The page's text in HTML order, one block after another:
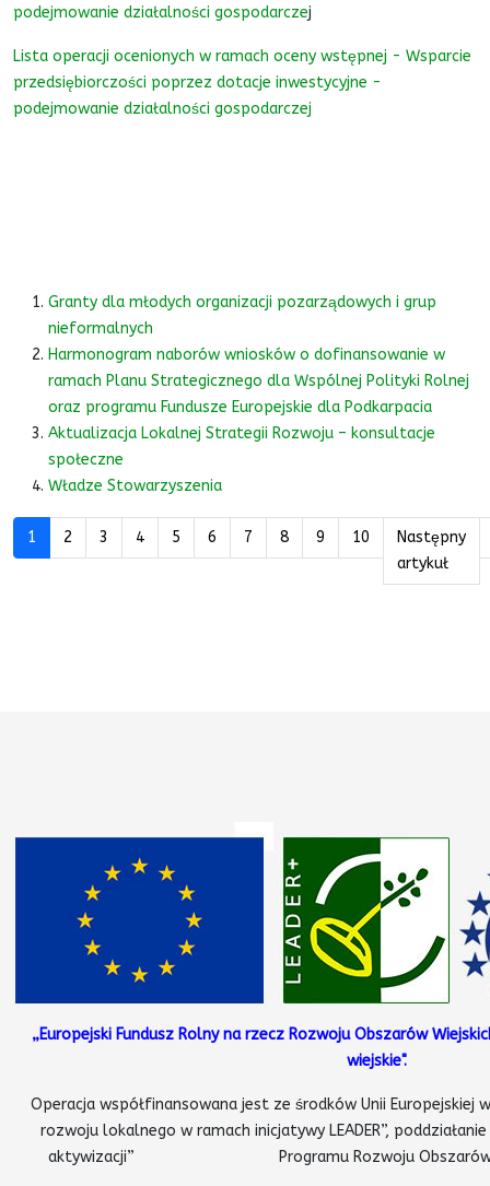
podejmowanie działalności gospodarczej
Lista operacji ocenionych w ramach oceny wstępnej - Wsparcie
przedsiębiorczości poprzez dotacje inwestycyjne -
podejmowanie działalności gospodarczej
Granty dla młodych organizacji pozarządowych i grup
nieformalnych
Harmonogram naborów wniosków o dofinansowanie w
ramach Planu Strategicznego dla Wspólnej Polityki Rolnej
oraz programu Fundusze Europejskie dla Podkarpacia
Aktualizacja Lokalnej Strategii Rozwoju – konsultacje
społeczne
Władze Stowarzyszenia
1 2 3 4 5 6 7 8 9 10
Następny
artykuł
„Europejski Fundusz Rolny na rzecz Rozwoju Obszarów
wiejskie".
Operacja współfinansowana jest ze środków Unii Europejskiej
rozwoju lokalnego w ramach inicjatywy LEADER”,
aktywizacji” Programu Rozwoju Obszarów